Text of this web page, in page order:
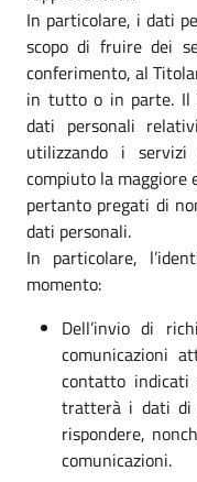
In particolare, i dati
scopo di fruire dei
conferimento, al
in tutto o in parte. Il
dati personali
utilizzando i
compiuto la
pertanto pregati di
dati personali.
In particolare,
momento:
Dell’invio di
comunicazioni
contatto
tratterà i dati di
rispondere,
comunicazioni.